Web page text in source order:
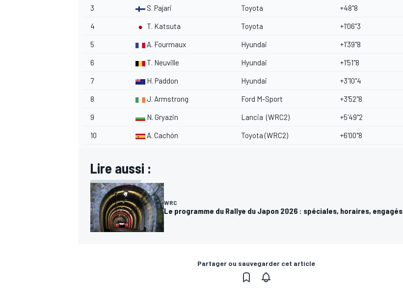
AUTRES CHAMPIONNATS
3 S. Pajari Toyota +48"8
4 T. Katsuta Toyota +1'06"3
5 A. Fourmaux Hyundai +1'39"8
6 T. Neuville Hyundai +1'51"8
7 H. Paddon Hyundai +3'10"4
8 J. Armstrong Ford M-Sport +3'52"8
9 N. Gryazin Lancia (WRC2) +5'49"2
10 A. Cachón Toyota (WRC2) +6'00"8
Lire aussi :
WRC
Le programme du Rallye du Japon 2026 : spéciales, horaires, engagés
Partager ou sauvegarder cet article